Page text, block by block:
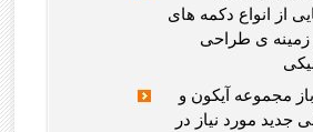
ی ۳۸۰ تایی از انواع دکمه های
زمینه ی طراحی
مجموعه آیکون و
جدید مورد نیاز در